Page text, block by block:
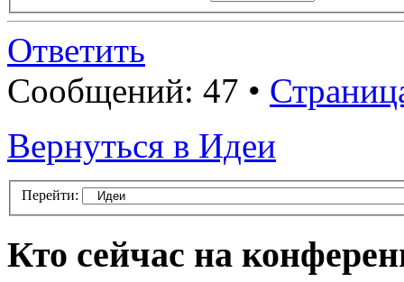
Ответить
Сообщений: 47 •
Вернуться в Идеи
Перейти:
Кто сейчас на